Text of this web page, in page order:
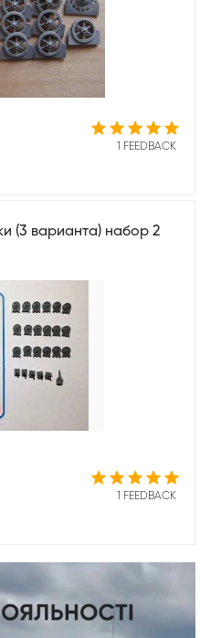
1 FEEDBACK
(3 варианта) набор 2
1 FEEDBACK